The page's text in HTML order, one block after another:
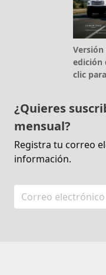
edición
clic
¿Quieres
mensual?
Registra tu correo
información.